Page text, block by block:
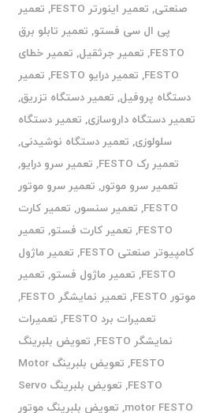
صنعتی, تعمیر اینورتر FESTO , تعمیر
پی ال سی فستو, تعمیر تابلو برق
FESTO
, تعمیر جرثقیل, تعمیر خطای
FESTO
, تعمیر درایو FESTO , تعمیر
دستگاه پروفیل, تعمیر دستگاه تزریق,
تعمیر دستگاه داروسازی, تعمیر دستگاه
سلولوزی, تعمیر دستگاه نوشیدنی,
تعمیر رک FESTO
, تعمیر سرو درایو,
تعمیر سرو موتور, تعمیر سرو موتور
FESTO
, تعمیر سنسور, تعمیر کارت
FESTO
, تعمیر کارت فستو, تعمیر
کامپیوتر صنعتی FESTO
, تعمیر ماژول
FESTO
, تعمیر ماژول فستو, تعمیر
موتور FESTO
, تعمیر نمایشگر FESTO
,
تعمیرات برد FESTO
, تعمیرات
نمایشگر FESTO
, تعویض بلبرینگ
FESTO
,
تعویض بلبرینگ Motor
FESTO
,
تعویض بلبرینگ Servo
motor FESTO
, تعویض بلبرینگ موتور